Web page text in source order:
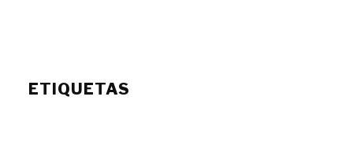
ETIQUETAS